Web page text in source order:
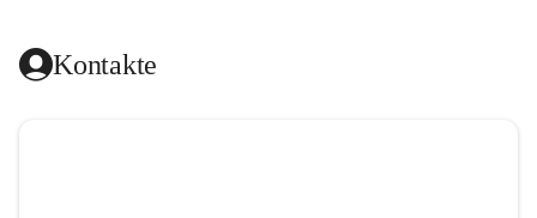
Das kirchenmusikalische Festival Cellensis wird seit dem
Kontakte